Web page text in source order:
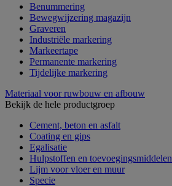
Benummering
Bewegwijzering magazijn
Graveren
Industriële markering
Markeertape
Permanente markering
Tijdelijke markering
Materiaal voor ruwbouw en afbouw
Bekijk de hele productgroep
Cement, beton en asfalt
Coating en gips
Egalisatie
Hulpstoffen en toevoegingsmiddelen
Lijm voor vloer en muur
Specie